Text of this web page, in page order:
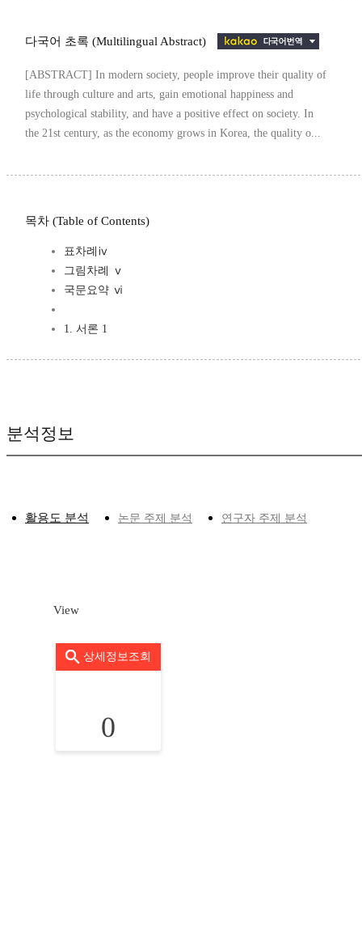
다국어 초록 (Multilingual Abstract)
[ABSTRACT] In modern society, people improve their quality of
life through culture and arts, gain emotional happiness and
psychological stability, and have a positive effect on society. In
the 21st century, as the economy grows in Korea, the quality o...
목차 (Table of Contents)
표차례ⅳ
그림차례 ⅴ
국문요약 ⅵ
1. 서론 1
분석정보
활용도 분석 논문 주제 분석 연구자 주제 분석
View
상세정보조회
0